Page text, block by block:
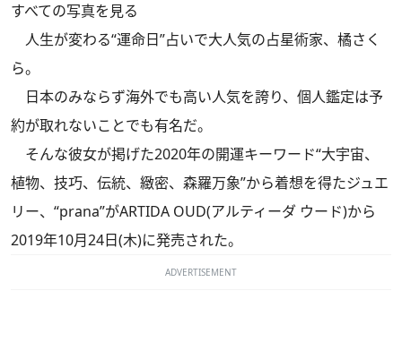
すべての写真を見る
人生が変わる“運命日”占いで大人気の占星術家、橘さく
ら。
日本のみならず海外でも高い人気を誇り、個人鑑定は予
約が取れないことでも有名だ。
そんな彼女が掲げた2020年の開運キーワード“大宇宙、
植物、技巧、伝統、緻密、森羅万象”から着想を得たジュエ
リー、“prana”がARTIDA OUD(アルティーダ ウード)から
2019年10月24日(木)に発売された。
ADVERTISEMENT